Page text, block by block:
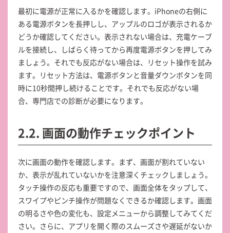
最初に電源が正常に入るかを確認します。iPhoneの右側に
ある電源ボタンを長押しし、アップルのロゴが表示されるか
どうか確認してください。表示されない場合は、充電ケーブ
ルを接続し、しばらく待ってから再度電源ボタンを押してみ
ましょう。それでも反応がない場合は、リセット操作を試み
ます。リセット方法は、電源ボタンと音量ダウンボタンを同
時に10秒間押し続けることです。それでも反応がない場
合、専門店での診断が必要になります。
2.2. 画面の動作チェックポイント
次に画面の動作を確認します。まず、画面が割れていない
か、表示が乱れていないかを注意深くチェックしましょう。
タッチ操作の反応も重要ですので、画面全体をタップして、
スワイプやピンチ操作が問題なくできるか確認します。画面
の明るさや色の変化も、設定メニューから調整してみてくだ
さい。さらに、アプリを開く際のスムーズさや遅延がないか